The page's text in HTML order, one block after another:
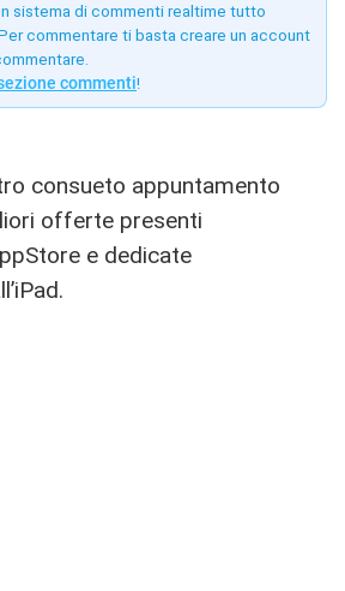
sistema di commenti realtime tutto
commentare ti basta creare un account
commenti!
consueto appuntamento
offerte presenti
e dedicate